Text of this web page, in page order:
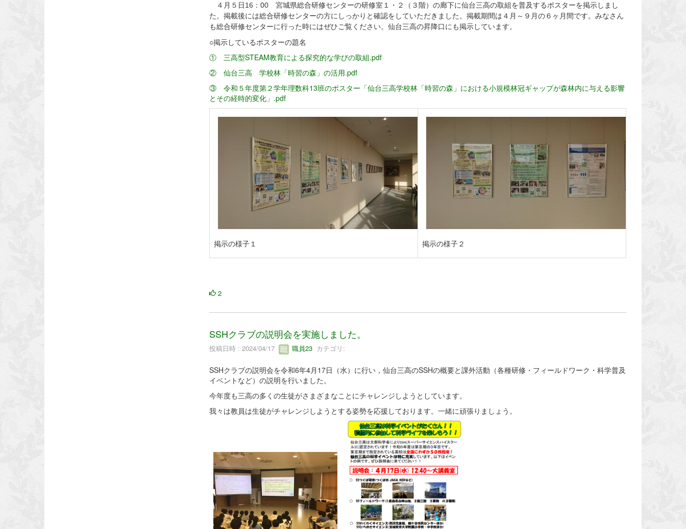
４月５日16：00 宮城県総合研修センターの研修室１・２（３階）の廊下に仙台三高の取組を普及するポスターを掲示しまし
た。掲載後には総合研修センターの方にしっかりと確認をしていただきました。掲載期間は４月～９月の６ヶ月間です。みなさん
も総合研修センターに行った時にはぜひご覧ください。仙台三高の昇降口にも掲示しています。
○掲示しているポスターの題名
① 三高型STEAM教育による探究的な学びの取組.pdf
② 仙台三高 学校林「時習の森」の活用.pdf
③ 令和５年度第２学年理数科13班のポスター「仙台三高学校林「時習の森」における小規模林冠ギャップが森林内に与える影響
とその経時的変化」.pdf
掲示の様子１ 掲示の様子２
2
SSHクラブの説明会を実施しました。
投稿日時 : 2024/04/17 職員23カテゴリ:
SSHクラブの説明会を令和6年4月17日（水）に行い，仙台三高のSSHの概要と課外活動（各種研修・フィールドワーク・科学普及
イベントなど）の説明を行いました。
今年度も三高の多くの生徒がさまざまなことにチャレンジしようとしています。
我々は教員は生徒がチャレンジしようとする姿勢を応援しております。一緒に頑張りましょう。